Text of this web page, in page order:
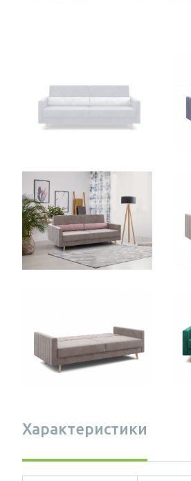
Характеристики